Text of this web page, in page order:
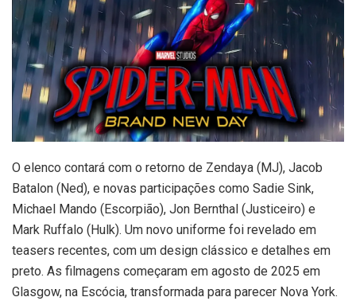
O elenco contará com o retorno de Zendaya (MJ), Jacob
Batalon (Ned), e novas participações como Sadie Sink,
Michael Mando (Escorpião), Jon Bernthal (Justiceiro) e
Mark Ruffalo (Hulk). Um novo uniforme foi revelado em
teasers recentes, com um design clássico e detalhes em
preto. As filmagens começaram em agosto de 2025 em
Glasgow, na Escócia, transformada para parecer Nova York.